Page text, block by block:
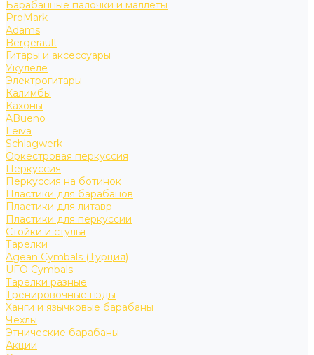
Барабанные палочки и маллеты
ProMark
Adams
Bergerault
Гитары и аксессуары
Укулеле
Электрогитары
Калимбы
Кахоны
ABueno
Leiva
Schlagwerk
Оркестровая перкуссия
Перкуссия
Перкуссия на ботинок
Пластики для барабанов
Пластики для литавр
Пластики для перкуссии
Стойки и стулья
Тарелки
Agean Cymbals (Турция)
UFO Cymbals
Тарелки разные
Тренировочные пэды
Ханги и язычковые барабаны
Чехлы
Этнические барабаны
Акции